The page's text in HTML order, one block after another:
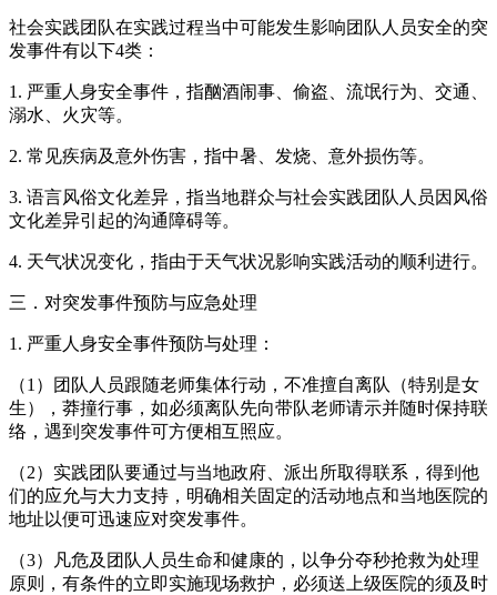
社会实践团队在实践过程当中可能发生影响团队人员安全的突
发事件有以下4类：
1. 严重人身安全事件，指酗酒闹事、偷盗、流氓行为、交通、
溺水、火灾等。
2. 常见疾病及意外伤害，指中暑、发烧、意外损伤等。
3. 语言风俗文化差异，指当地群众与社会实践团队人员因风俗
文化差异引起的沟通障碍等。
4. 天气状况变化，指由于天气状况影响实践活动的顺利进行。
三．对突发事件预防与应急处理
1. 严重人身安全事件预防与处理：
（1）团队人员跟随老师集体行动，不准擅自离队（特别是女
生），莽撞行事，如必须离队先向带队老师请示并随时保持联
络，遇到突发事件可方便相互照应。
（2）实践团队要通过与当地政府、派出所取得联系，得到他
们的应允与大力支持，明确相关固定的活动地点和当地医院的
地址以便可迅速应对突发事件。
（3）凡危及团队人员生命和健康的，以争分夺秒抢救为处理
原则，有条件的立即实施现场救护，必须送上级医院的须及时